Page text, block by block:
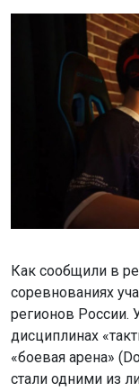
Как сообщили в
соревнованиях
регионов России.
дисциплинах
«боевая арена»
стали одними из